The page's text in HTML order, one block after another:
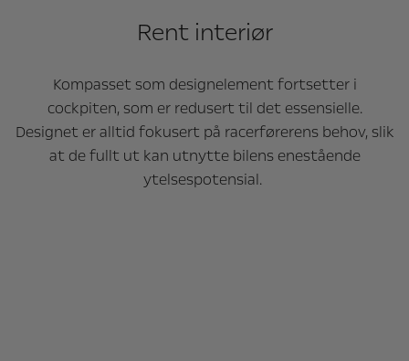
Rent interiør
Kompasset som designelement fortsetter i
cockpiten, som er redusert til det essensielle.
Designet er alltid fokusert på racerførerens behov, slik
at de fullt ut kan utnytte bilens enestående
ytelsespotensial.